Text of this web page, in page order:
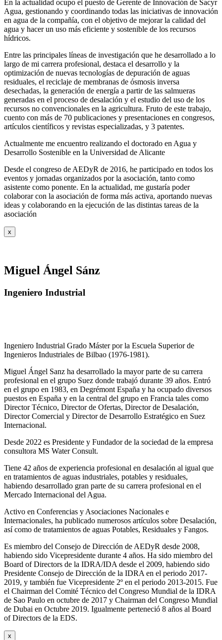
En la actualidad ocupo el puesto de Gerente de Innovación de Sacyr
Agua, gestionando y coordinando todas las iniciativas de innovación
en agua de la compañía, con el objetivo de mejorar la calidad del
agua y hacer un uso más eficiente y sostenible de los recursos
hídricos.
Entre las principales líneas de investigación que he desarrollado a lo
largo de mi carrera profesional, destaca el desarrollo y la
optimización de nuevas tecnologías de depuración de aguas
residuales, el reciclaje de membranas de ósmosis inversa
desechadas, la generación de energía a partir de las salmueras
generadas en el proceso de desalación y el estudio del uso de los
recursos no convencionales en la agricultura. Fruto de este trabajo,
cuento con más de 70 publicaciones y presentaciones en congresos,
artículos científicos y revistas especializadas, y 3 patentes.
Actualmente me encuentro realizando el doctorado en Agua y
Desarrollo Sostenible en la Universidad de Alicante
Desde el congreso de AEDyR de 2016, he participado en todos los
eventos y jornadas organizados por la asociación, tanto como
asistente como ponente. En la actualidad, me gustaría poder
colaborar con la asociación de forma más activa, aportando nuevas
ideas y colaborando en la ejecución de las distintas tareas de la
asociación
x
Miguel Ángel Sánz
Ingeniero Industrial
Ingeniero Industrial Grado Máster por la Escuela Superior de
Ingenieros Industriales de Bilbao (1976-1981).
Miguel Ángel Sanz ha desarrollado la mayor parte de su carrera
profesional en el grupo Suez donde trabajó durante 39 años. Entró
en el grupo en 1983, en Degrémont España y ha ocupado diversos
puestos en España y en la central del grupo en Francia tales como
Director Técnico, Director de Ofertas, Director de Desalación,
Director Comercial y Director de Desarrollo Estratégico en Suez
Internacional.
Desde 2022 es Presidente y Fundador de la sociedad de la empresa
consultora MS Water Consult.
Tiene 42 años de experiencia profesional en desalación al igual que
en tratamientos de aguas industriales, potables y residuales,
habiendo desarrollado gran parte de su carrera profesional en el
Mercado Internacional del Agua.
Activo en Conferencias y Asociaciones Nacionales e
Internacionales, ha publicado numerosos artículos sobre Desalación,
así como de tratamientos de aguas Potables, Residuales y Fangos.
Es miembro del Consejo de Dirección de AEDyR desde 2008,
habiendo sido Vicepresidente durante 4 años. Ha sido miembro del
Board of Directors de la IDRA/IDA desde el 2009, habiendo sido
Presidente Consejo de Dirección de la IDRA en el periodo 2017-
2019, y también fue Vicepresidente 2º en el periodo 2013-2015. Fue
el Chairman del Comité Técnico del Congreso Mundial de la IDRA
de Sao Paulo en octubre de 2017 y Chairman del Congreso Mundial
de Dubai en Octubre 2019. Igualmente perteneció 8 años al Board
of Directors de la EDS.
x